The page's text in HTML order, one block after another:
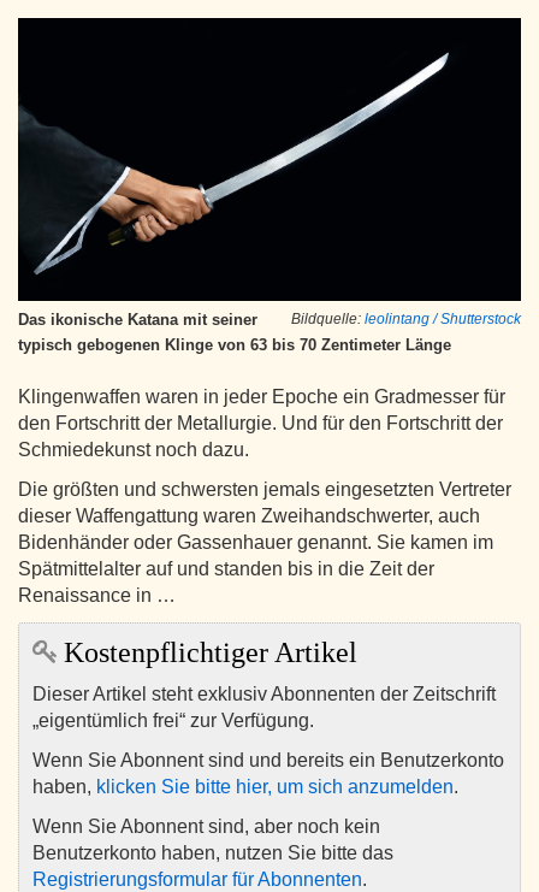
Bildquelle: leolintang / Shutterstock
Das ikonische Katana mit seiner
typisch gebogenen Klinge von 63 bis 70 Zentimeter Länge
Klingenwaffen waren in jeder Epoche ein Gradmesser für
den Fortschritt der Metallurgie. Und für den Fortschritt der
Schmiedekunst noch dazu.
Die größten und schwersten jemals eingesetzten Vertreter
dieser Waffengattung waren Zweihandschwerter, auch
Bidenhänder oder Gassenhauer genannt. Sie kamen im
Spätmittelalter auf und standen bis in die Zeit der
Renaissance in …
Kostenpflichtiger Artikel
Dieser Artikel steht exklusiv Abonnenten der Zeitschrift
„eigentümlich frei“ zur Verfügung.
Wenn Sie Abonnent sind und bereits ein Benutzerkonto
haben, klicken Sie bitte hier, um sich anzumelden.
Wenn Sie Abonnent sind, aber noch kein
Benutzerkonto haben, nutzen Sie bitte das
Registrierungsformular für Abonnenten.